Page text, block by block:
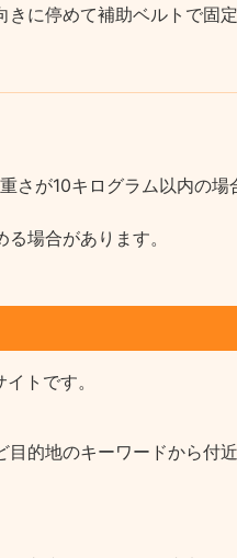
に停めて補助ベルトで固
さが10キログラム以内の場
場合があります。
トです。
的地のキーワードから付